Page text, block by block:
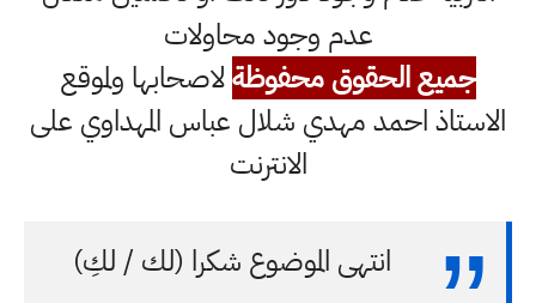
عدم وجود محاولات
جميع الحقوق محفوظةلاصحابها ولموقع
الاستاذ احمد مهدي شلال عباس المهداوي على
الانترنت
انتهى الموضوع شكرا (لك / لكِ)